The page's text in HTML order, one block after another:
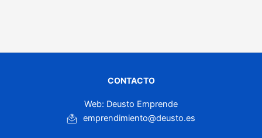
CONTACTO
Web: Deusto Emprende
emprendimiento@deusto.es